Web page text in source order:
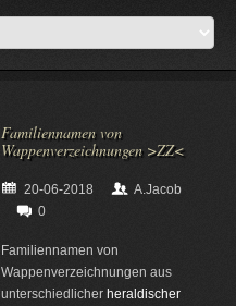
Familiennamen von
Wappenverzeichnungen >ZZ<
20-06-2018
A.Jacob
0
Familiennamen von
Wappenverzeichnungen aus
unterschiedlicher heraldischer